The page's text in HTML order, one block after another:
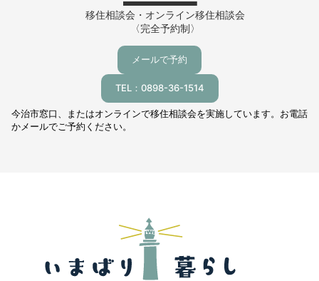
移住相談会・オンライン移住相談会
〈完全予約制〉
メールで予約
TEL：0898-36-1514
今治市窓口、またはオンラインで移住相談会を実施しています。お電話
かメールでご予約ください。